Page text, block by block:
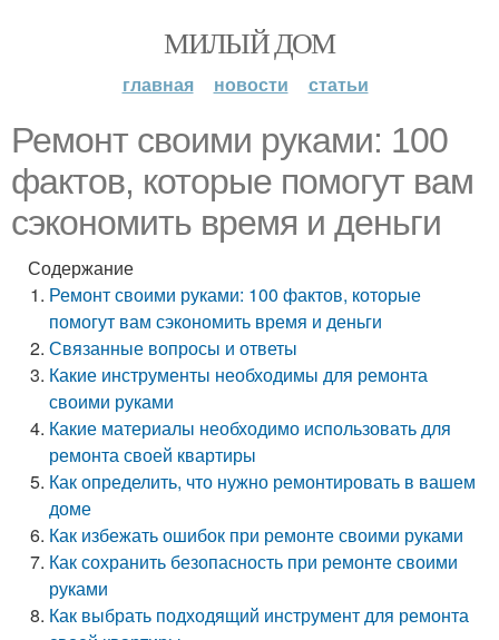
МИЛЫЙ ДОМ
главная новости статьи
Ремонт своими руками: 100
фактов, которые помогут вам
сэкономить время и деньги
Содержание
Ремонт своими руками: 100 фактов, которые
помогут вам сэкономить время и деньги
Связанные вопросы и ответы
Какие инструменты необходимы для ремонта
своими руками
Какие материалы необходимо использовать для
ремонта своей квартиры
Как определить, что нужно ремонтировать в вашем
доме
Как избежать ошибок при ремонте своими руками
Как сохранить безопасность при ремонте своими
руками
Как выбрать подходящий инструмент для ремонта